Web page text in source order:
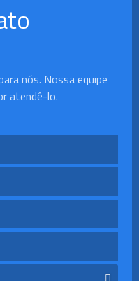
nós. Nossa equipe
atendê-lo.